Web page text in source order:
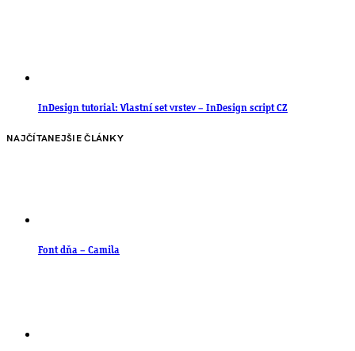
InDesign tutorial: Vlastní set vrstev – InDesign script CZ
NAJČÍTANEJŠIE ČLÁNKY
Font dňa – Camila